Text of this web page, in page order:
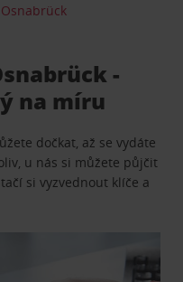
-
na míru
dočkat, až se vydáte
u nás si můžete půjčit
si vyzvednout klíče a